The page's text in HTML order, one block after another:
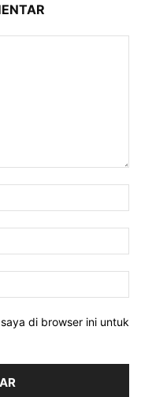
di browser ini untuk